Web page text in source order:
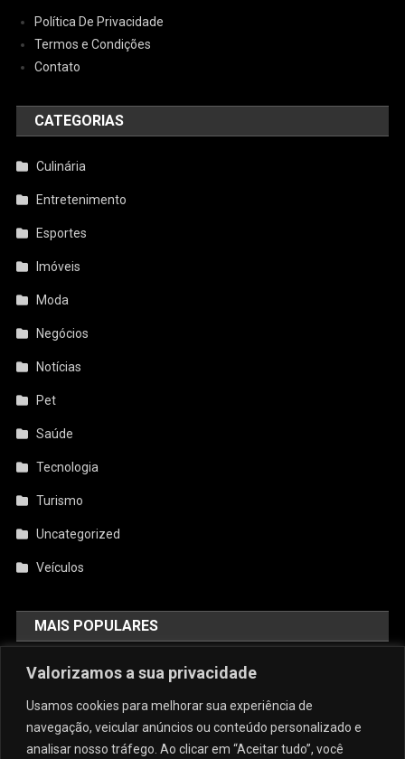
Valorizamos a sua privacidade
Usamos cookies para melhorar sua experiência de
navegação, veicular anúncios ou conteúdo personalizado e
analisar nosso tráfego. Ao clicar em “Aceitar tudo”, você
Política De Privacidade
Termos e Condições
Contato
CATEGORIAS
Culinária
Entretenimento
Esportes
Imóveis
Moda
Negócios
Notícias
Pet
Saúde
Tecnologia
Turismo
Uncategorized
Veículos
MAIS POPULARES
AquiCupom: O Melhor Site De